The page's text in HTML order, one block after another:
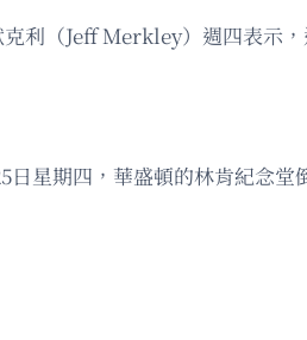
克利（Jeff Merkley）週四表示
日星期四，華盛頓的林肯紀念堂